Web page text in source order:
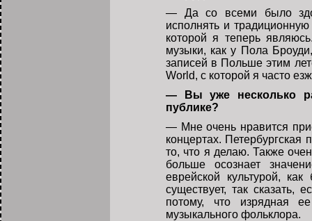
— Да со всеми было
исполнять и
которой я теперь
музыки, как у Пола
записей в Польше этим
World, с которой я часто
— Вы уже несколько
публике?
— Мне очень нравится
концертах. Петербургская
то, что я делаю. Также
больше осознает
еврейской культурой,
существует, так сказать,
потому, что изрядная
музыкального фольклора.